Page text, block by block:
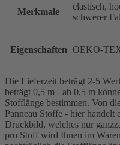
Merkmale
elastisch,
schwerer
Eigenschaften OEKO-
Die Lieferzeit beträgt 2-5
beträgt 0,5 m - ab 0,5 m
Stofflänge bestimmen. Von
Panneau Stoffe - hier handelt
Druckbild, welches nur
pro Stoff wird Ihnen im